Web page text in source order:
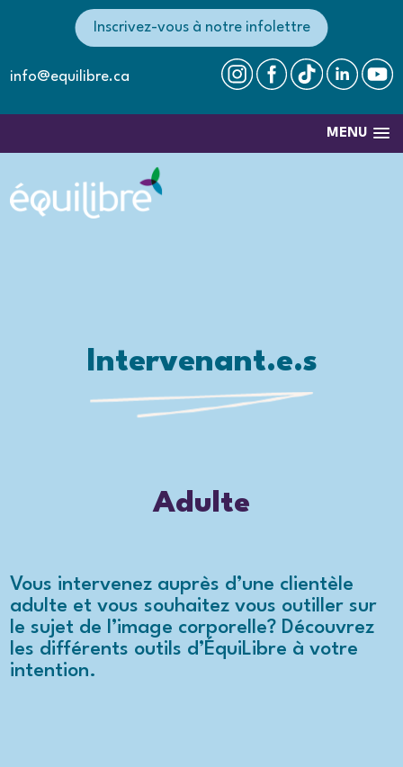
info@equilibre.ca
Inscrivez-vous à notre infolettre
MENU
Intervenant.e.s
Adulte
Vous intervenez auprès d’une clientèle
adulte et vous souhaitez vous outiller sur
le sujet de l’image corporelle? Découvrez
les différents outils d’ÉquiLibre à votre
intention.